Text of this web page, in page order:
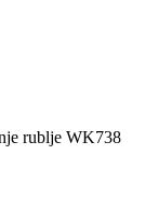
rublje WK738